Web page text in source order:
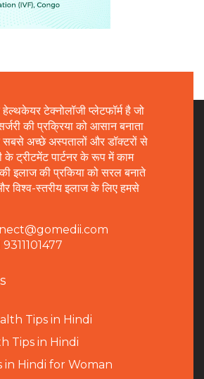
टेक्नोलॉजी प्लेटफॉर्म है जो
की प्रक्रिया को आसान बनाता
अच्छे अस्पतालों और डॉक्टरों से
के ट्रीटमेंट पार्टनर के रूप में काम
इलाज की प्रकिया को सरल बनाते
विश्व-स्तरीय इलाज के लिए हमसे
9311101477
Tips in Hindi
Tips in Hindi
in Hindi for Woman